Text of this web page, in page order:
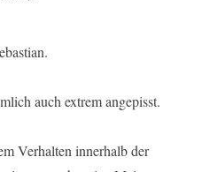
auch extrem angepisst.
Verhalten innerhalb der